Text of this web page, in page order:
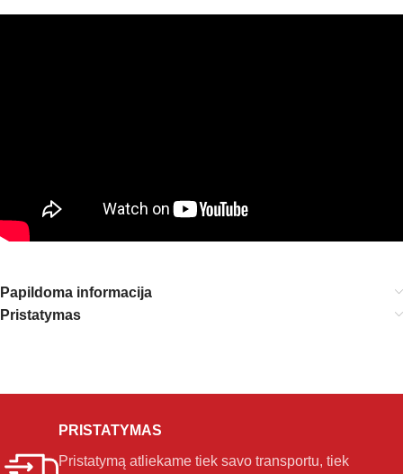
Papildoma informacija
Pristatymas
PRISTATYMAS
Pristatymą atliekame tiek savo transportu, tiek